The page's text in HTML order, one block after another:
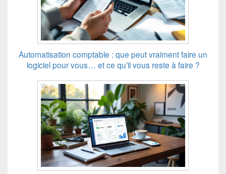
Automatisation comptable : que peut vraiment faire un
logiciel pour vous… et ce qu’il vous reste à faire ?